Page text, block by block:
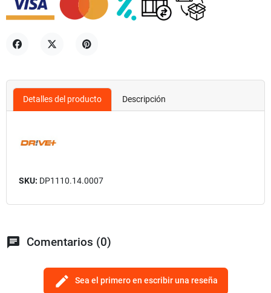
Detalles del producto Descripción
SKU: DP1110.14.0007
chat Comentarios (0)
edit Sea el primero en escribir una reseña